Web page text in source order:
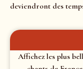
deviendront des
Affichez les plus